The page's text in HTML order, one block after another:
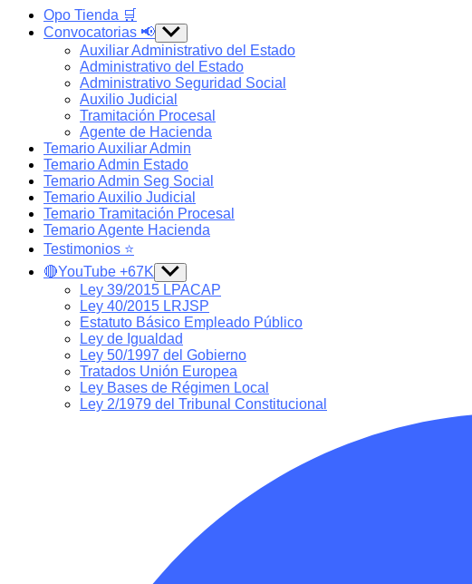
Opo Tienda 🛒
Convocatorias 📢 Show
sub
menu
Auxiliar Administrativo del Estado
Administrativo del Estado
Administrativo Seguridad Social
Auxilio Judicial
Tramitación Procesal
Agente de Hacienda
Temario Auxiliar Admin
Temario Admin Estado
Temario Admin Seg Social
Temario Auxilio Judicial
Temario Tramitación Procesal
Temario Agente Hacienda
Testimonios ⭐️
🔴YouTube +67K Show
sub
menu
Ley 39/2015 LPACAP
Ley 40/2015 LRJSP
Estatuto Básico Empleado Público
Ley de Igualdad
Ley 50/1997 del Gobierno
Tratados Unión Europea
Ley Bases de Régimen Local
Ley 2/1979 del Tribunal Constitucional